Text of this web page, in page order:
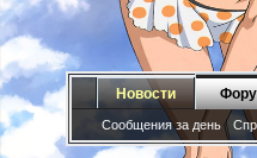
Новости
Сообщения за день